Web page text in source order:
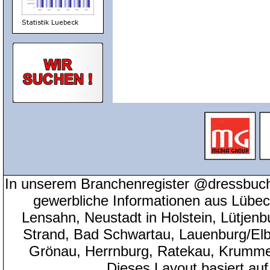
In unserem Branchenregister
gewerbliche Informationen aus
Lensahn, Neustadt in Holstein,
Strand, Bad Schwartau, Lauenburg/
Grönau, Herrnburg, Ratekau,